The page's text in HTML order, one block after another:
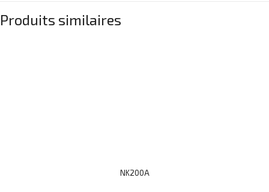
Produits similaires
NK200A